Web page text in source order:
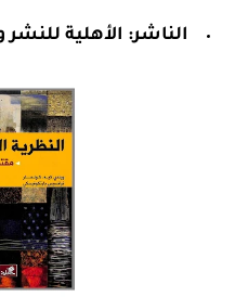
الناشر: الأهلية للنشر